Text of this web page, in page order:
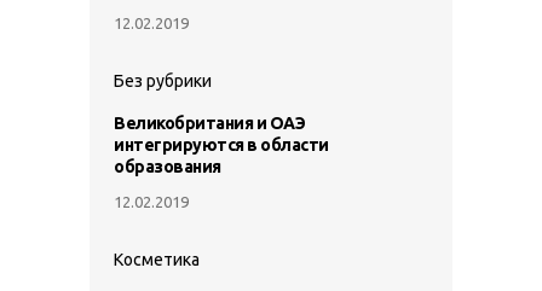
12.02.2019
Без рубрики
Великобритания и ОАЭ
интегрируются в области
образования
12.02.2019
Косметика